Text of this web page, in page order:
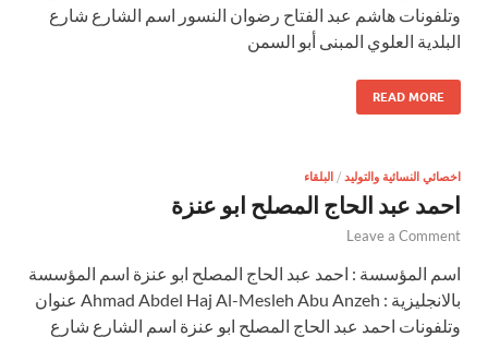
وتلفونات هاشم عبد الفتاح رضوان النسور اسم الشارع شارع
البلدية العلوي المبنى أبو السمن
READ MORE
اخصائي النسائية والتوليد / البلقاء
احمد عبد الحاج المصلح ابو عنزة
Leave a Comment
اسم المؤسسة : احمد عبد الحاج المصلح ابو عنزة اسم المؤسسة
بالانجليزية : Ahmad Abdel Haj Al-Mesleh Abu Anzeh عنوان
وتلفونات احمد عبد الحاج المصلح ابو عنزة اسم الشارع شارع